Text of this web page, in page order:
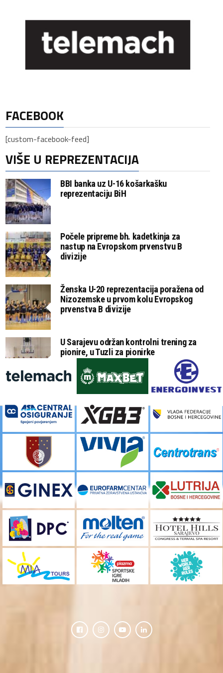
FACEBOOK
[custom-facebook-feed]
VIŠE U REPREZENTACIJA
BBI banka uz U-16 košarkašku
reprezentaciju BiH
Počele pripreme bh. kadetkinja za
nastup na Evropskom prvenstvu B
divizije
Ženska U-20 reprezentacija poražena od
Nizozemske u prvom kolu Evropskog
prvenstva B divizije
U Sarajevu održan kontrolni trening za
pionire, u Tuzli za pionirke